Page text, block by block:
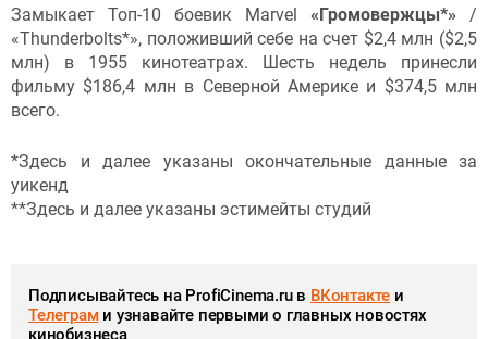
Замыкает Топ-10 боевик Marvel «Громовержцы*» /
«Thunderbolts*», положивший себе на счет $2,4 млн ($2,5
млн) в 1955 кинотеатрах. Шесть недель принесли
фильму $186,4 млн в Северной Америке и $374,5 млн
всего.
*Здесь и далее указаны окончательные данные за
уикенд
**Здесь и далее указаны эстимейты студий
Подписывайтесь на ProfiCinema.ru в ВКонтакте и
Телеграми узнавайте первыми о главных новостях
кинобизнеса